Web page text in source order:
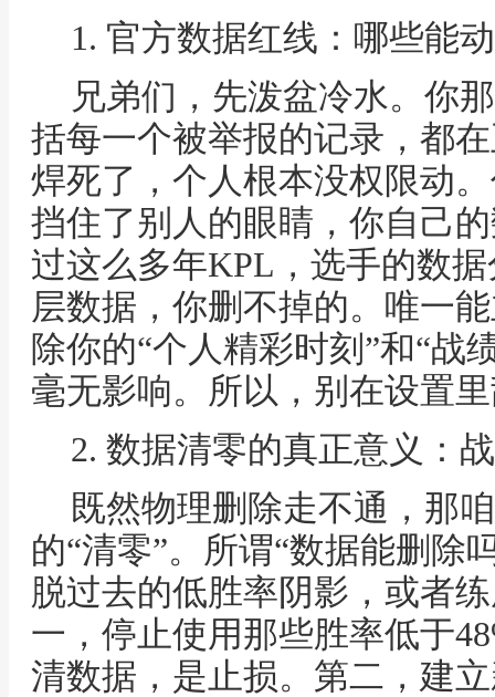
1. 官方数据红线：哪些能
兄弟们，先泼盆冷水。你
括每一个被举报的记录，都
焊死了，个人根本没权限动
挡住了别人的眼睛，你自己
过这么多年KPL，选手的数
层数据，你删不掉的。唯一
除你的“个人精彩时刻”和“战
毫无影响。所以，别在设置
2. 数据清零的真正意义：
既然物理删除走不通，那
的“清零”。所谓“数据能删除
脱过去的低胜率阴影，或者
一，停止使用那些胜率低于
清数据，是止损。第二，建